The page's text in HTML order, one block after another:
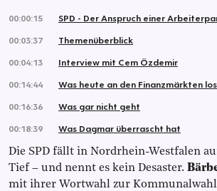
00:00:15
SPD - Der Anspruch einer
00:03:37
Themenüberblick
00:04:13
Interview mit Cem Özdemir
00:14:44
Was heute an den Finanzmärkten
00:16:36
Was gar nicht geht
00:18:39
Was Dagmar überrascht hat
Die SPD fällt in Nordrhein-Westfalen
Tief – und nennt es kein Desaster.
mit ihrer Wortwahl zur Kommunalwahl